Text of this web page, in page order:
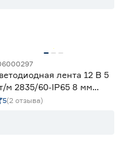
990 лм/м)
лента 12 В 5
м 2835/60‑IP65 8 мм
5 м Geniled
5(2 отзыва)